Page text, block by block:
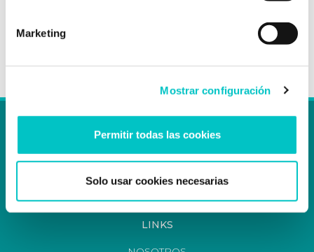
Marketing
Mostrar configuración
Permitir todas las cookies
Solo usar cookies necesarias
« Primera
LINKS